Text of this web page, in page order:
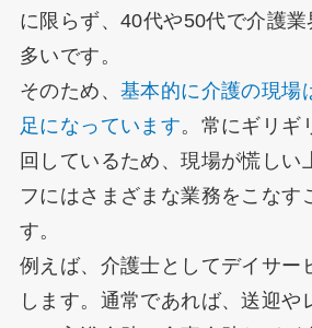
に限らず、40代や50代で介護業
多いです。
そのため、 基本的に介護の現場
足になっています。常にギリギ
回しているため、現場が慌しい
フにはさまざまな業務をこなす
す。
例えば、介護士としてデイサー
します。通常であれば、送迎や